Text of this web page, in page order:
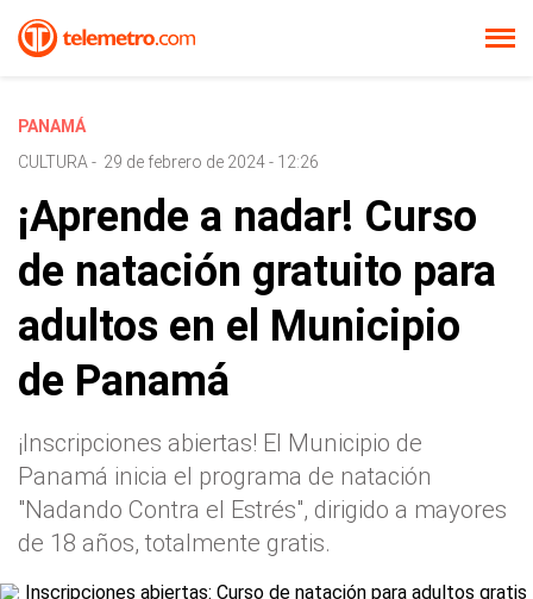
PANAMÁ
CULTURA - 29 de febrero de 2024 - 12:26
¡Aprende a nadar! Curso
de natación gratuito para
adultos en el Municipio
de Panamá
¡Inscripciones abiertas! El Municipio de
Panamá inicia el programa de natación
"Nadando Contra el Estrés", dirigido a mayores
de 18 años, totalmente gratis.